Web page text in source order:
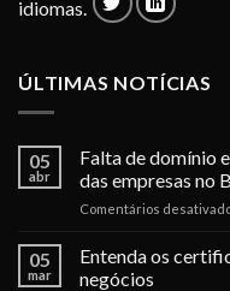
idiomas.
ÚLTIMAS NOTÍCIAS
05
abr
Falta de domínio
das empresas no
Comentários
05
mar
Entenda os
negócios